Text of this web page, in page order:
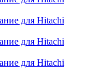
для Hitachi
для Hitachi
для Hitachi